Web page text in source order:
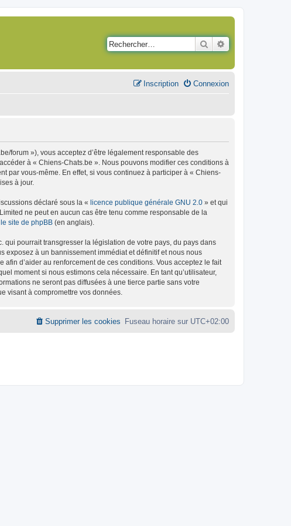
Rechercher
Connexion
Inscription
forum »), vous acceptez d’être légalement responsable des
à « Chiens-Chats.be ». Nous pouvons modifier ces conditions à
par vous-même. En effet, si vous continuez à participer à « Chiens-
à jour.
déclaré sous la « licence publique générale GNU 2.0 » et qui
ne peut en aucun cas être tenu comme responsable de la
le site de phpBB (en anglais).
pourrait transgresser la législation de votre pays, du pays dans
exposez à un bannissement immédiat et définitif et nous nous
afin d’aider au renforcement de ces conditions. Vous acceptez le fait
moment si nous estimons cela nécessaire. En tant qu’utilisateur,
ne seront pas diffusées à une tierce partie sans votre
visant à compromettre vos données.
Fuseau horaire sur UTC+02:00
Supprimer les cookies